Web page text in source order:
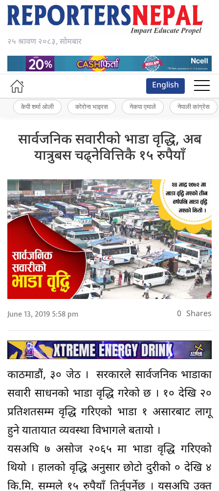
२५ श्रावण २०८३, सोमबार
English
केपी शर्मा ओली कोरोना भाइरस नेकपा एमाले नेपाली कांग्रेस
सार्वजनिक सवारीको भाडा वृद्धि, अब
यात्रुबस चढ्नेवित्तिकै १५ रुपैयाँ
June 13, 2019 5:58 pm 0 Shares
काठमाडौं, ३० जेठ । सरकारले सार्वजनिक भाडाका
सवारी साधनको भाडा वृद्धि गरेको छ । १० देखि २०
प्रतिशतसम्म वृद्धि गरिएको भाडा १ असारबाट लागू
हुने यातायात व्यवस्था विभागले बतायो ।
यसअघि ७ असोज २०६५ मा भाडा वृद्धि गरिएको
थियो । हालको वृद्धि अनुसार छोटो दुरीको ० देखि ४
कि.मि. सम्मले १५ रुपैयाँ तिर्नुपर्नेछ । यसअघि उक्त